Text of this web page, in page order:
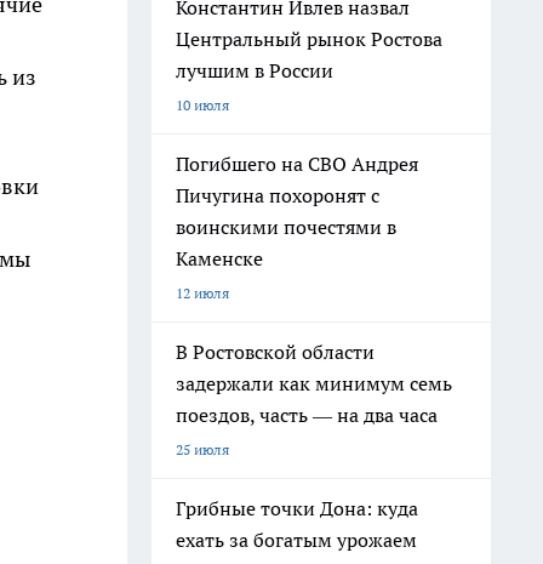
из
Константин Ивлев назвал
Центральный рынок Ростова
лучшим в России
10 июля
Погибшего на СВО Андрея
Пичугина похоронят с
воинскими почестями в
Каменске
12 июля
В Ростовской области
задержали как минимум семь
поездов, часть — на два часа
25 июля
Грибные точки Дона: куда
ехать за богатым урожаем